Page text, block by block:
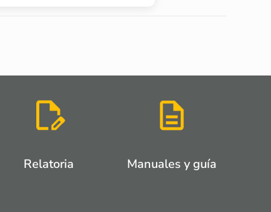
Relatoria Manuales y guía